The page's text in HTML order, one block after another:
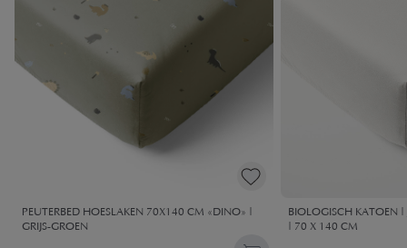
PEUTERBED HOESLAKEN 70X140 CM «DINO» |
GRIJS-GROEN
BIOLOGISCH KATOEN |
| 70 X 140 CM